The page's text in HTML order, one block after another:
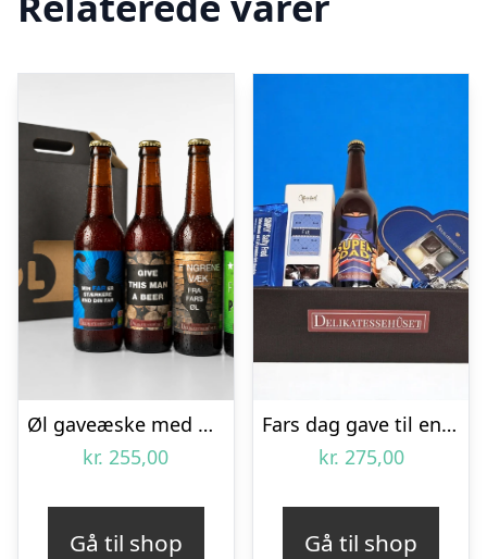
Øl gaveæske med fire øl til Fars Dag
kr. 255,00
Gå til shop
Fars dag gave til en rigtig ‘SUPER-DAD’
kr. 275,00
Gå til shop